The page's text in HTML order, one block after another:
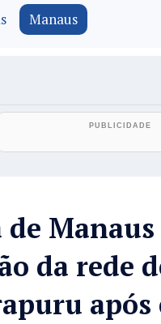
Manaus
da rede
após